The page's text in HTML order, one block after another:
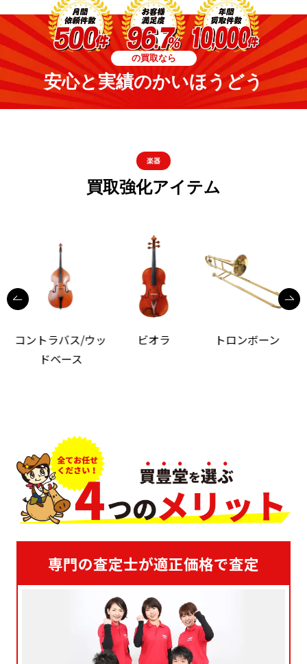
の買取なら
安心と実績のかいほうどう
楽器
買取強化アイテム
コントラバス/ウッ
ドベース
ビオラ トロンボーン
専門の査定士が適正価格で査定